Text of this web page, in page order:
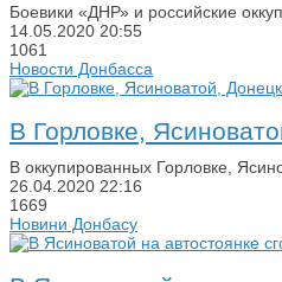
Боевики «ДНР» и российские
14.05.2020 20:55
1061
Новости Донбасса
В Горловке,
В оккупированных Горловке,
26.04.2020 22:16
1669
Новини Донбасу